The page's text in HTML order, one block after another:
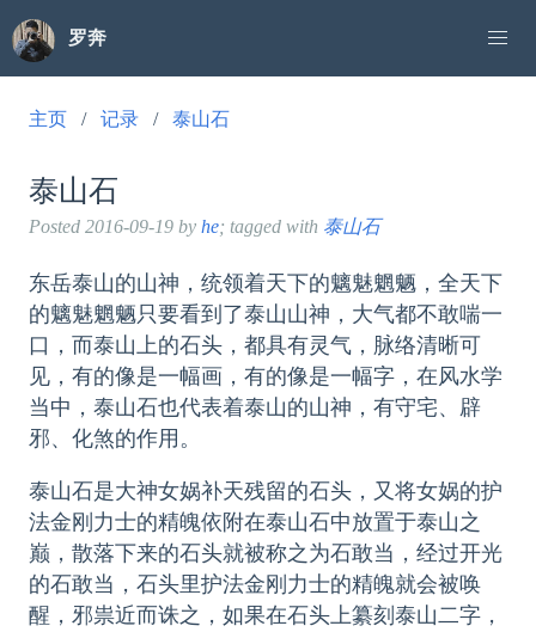
罗奔
主页 记录 泰山石
泰山石
Posted 2016-09-19 by he; tagged with 泰山石
东岳泰山的山神，统领着天下的魑魅魍魉，全天下
的魑魅魍魉只要看到了泰山山神，大气都不敢喘一
口，而泰山上的石头，都具有灵气，脉络清晰可
见，有的像是一幅画，有的像是一幅字，在风水学
当中，泰山石也代表着泰山的山神，有守宅、辟
邪、化煞的作用。
泰山石是大神女娲补天残留的石头，又将女娲的护
法金刚力士的精魄依附在泰山石中放置于泰山之
巅，散落下来的石头就被称之为石敢当，经过开光
的石敢当，石头里护法金刚力士的精魄就会被唤
醒，邪祟近而诛之，如果在石头上纂刻泰山二字，